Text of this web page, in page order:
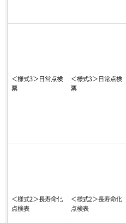
＜様式3＞日常点検
票
＜様式3＞日常点検
票
＜様式2＞長寿命化
点検表
＜様式2＞長寿命化
点検表